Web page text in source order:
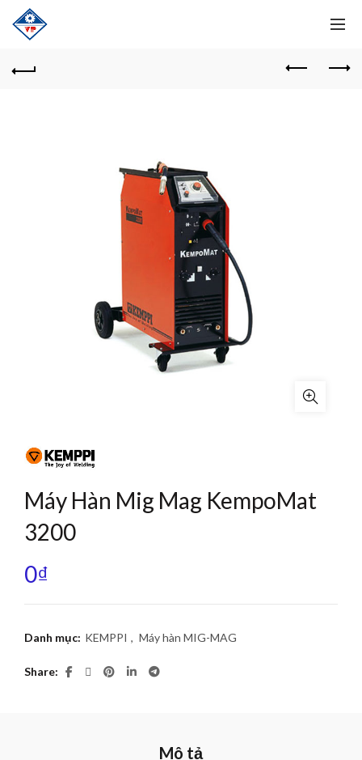
Máy Hàn Mig Mag KempoMat
3200
0₫
Danh mục: KEMPPI , Máy hàn MIG-MAG
Share
Mô tả